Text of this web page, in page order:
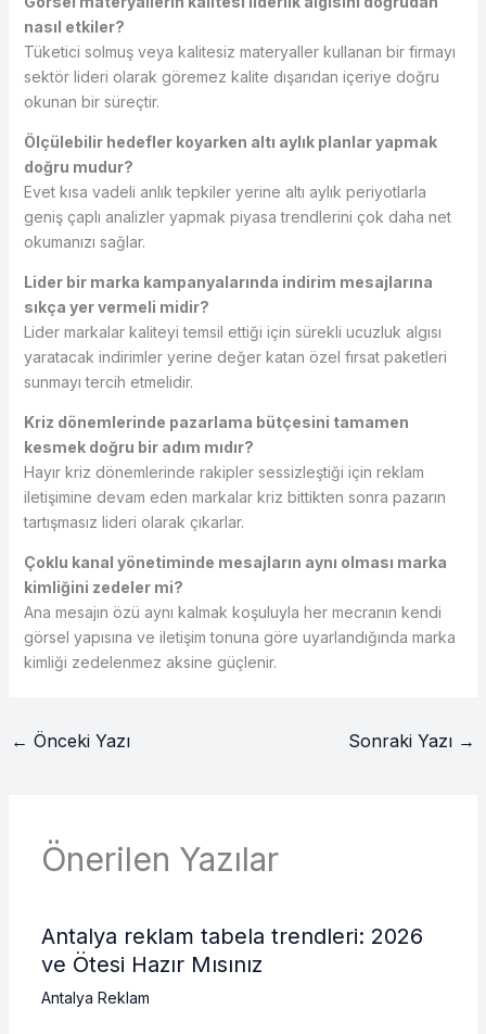
nasıl etkiler?
Tüketici solmuş veya kalitesiz materyaller kullanan bir firmayı
sektör lideri olarak göremez kalite dışarıdan içeriye doğru
okunan bir süreçtir.
Ölçülebilir hedefler koyarken altı aylık planlar yapmak
doğru mudur?
Evet kısa vadeli anlık tepkiler yerine altı aylık periyotlarla
geniş çaplı analizler yapmak piyasa trendlerini çok daha net
okumanızı sağlar.
Lider bir marka kampanyalarında indirim mesajlarına
sıkça yer vermeli midir?
Lider markalar kaliteyi temsil ettiği için sürekli ucuzluk algısı
yaratacak indirimler yerine değer katan özel fırsat paketleri
sunmayı tercih etmelidir.
Kriz dönemlerinde pazarlama bütçesini tamamen
kesmek doğru bir adım mıdır?
Hayır kriz dönemlerinde rakipler sessizleştiği için reklam
iletişimine devam eden markalar kriz bittikten sonra pazarın
tartışmasız lideri olarak çıkarlar.
Çoklu kanal yönetiminde mesajların aynı olması marka
kimliğini zedeler mi?
Ana mesajın özü aynı kalmak koşuluyla her mecranın kendi
görsel yapısına ve iletişim tonuna göre uyarlandığında marka
kimliği zedelenmez aksine güçlenir.
← Önceki Yazı Sonraki Yazı →
Önerilen Yazılar
Antalya reklam tabela trendleri: 2026
ve Ötesi Hazır Mısınız
Antalya Reklam